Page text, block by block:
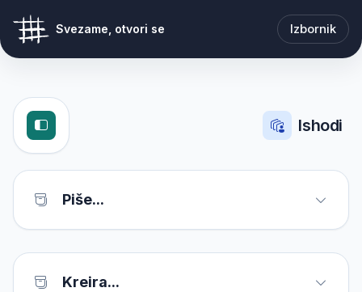
Svezame, otvori se Izbornik
Ishodi
Piše...
Kreira...